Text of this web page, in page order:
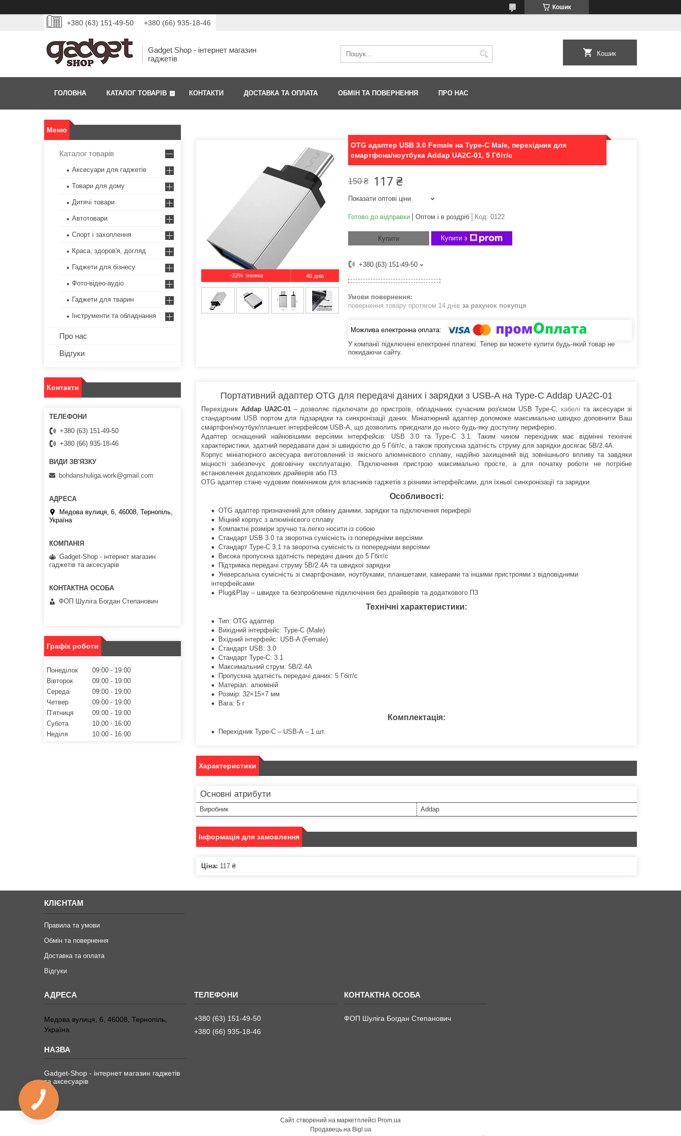
Кошик
+380 (63) 151-49-50 +380 (66) 935-18-46
Gadget Shop - інтернет магазин
гаджетів
Кошик
ГОЛОВНА КАТАЛОГ ТОВАРІВ КОНТАКТИ ДОСТАВКА ТА ОПЛАТА ОБМІН ТА ПОВЕРНЕННЯ ПРО НАС
–22% 46 днів
OTG адаптер USB 3.0 Female на Type-C Male, перехідник для
смартфона/ноутбука Addap UA2C-01, 5 Гбіт/с
150 ₴ 117 ₴
Показати оптові ціни
Готово до відправки Оптом і в роздріб Код: 0122
Купити Купити з
+380 (63) 151-49-50
повернення товару протягом 14 днів за рахунок покупця
У компанії підключені електронні платежі. Тепер ви можете купити будь-який товар не
покидаючи сайту.
Портативний адаптер OTG для передачі даних і зарядки з USB-A на Type-C Addap UA2C-01
Перехідник Addap UA2C-01 – дозволяє підключати до пристроїв, обладнаних сучасним роз'ємом USB Type-C, кабелі та аксесуари зі
стандартним USB портом для підзарядки та синхронізації даних. Мініатюрний адаптер допоможе максимально швидко доповнити Ваш
смартфон/ноутбук/планшет інтерфейсом USB-A, що дозволить приєднати до нього будь-яку доступну периферію.
Адаптер оснащений найновішими версіями інтерфейсів: USB 3.0 та Type-C 3.1. Таким чином перехідник має відмінні технічні
характеристики, здатний передавати дані зі швидкістю до 5 Гбіт/с, а також пропускна здатність струму для зарядки досягає 5В/2.4А.
Корпус мініатюрного аксесуара виготовлений із якісного алюмінієвого сплаву, надійно захищений від зовнішнього впливу та завдяки
міцності забезпечує довговічну експлуатацію. Підключення пристрою максимально просте, а для початку роботи не потрібне
встановлення додаткових драйверів або ПЗ.
OTG адаптер стане чудовим помічником для власників гаджетів з різними інтерфейсами, для їхньої синхронізації та зарядки.
Особливості:
OTG адаптер призначений для обміну даними, зарядки та підключення периферії
Міцний корпус з алюмінієвого сплаву
Компактні розміри зручно та легко носити із собою
Стандарт USB 3.0 та зворотна сумісність із попередніми версіями
Стандарт Type-C 3.1 та зворотна сумісність із попередніми версіями
Висока пропускна здатність передачі даних до 5 Гбіт/с
Підтримка передачі струму 5В/2.4А та швидкої зарядки
Універсальна сумісність зі смартфонами, ноутбуками, планшетами, камерами та іншими пристроями з відповідними
інтерфейсами
Plug&Play – швидке та безпроблемне підключення без драйверів та додаткового ПЗ
Технічні характеристики:
Тип: OTG адаптер
Вихідний інтерфейс: Type-C (Male)
Вхідний інтерфейс: USB-A (Female)
Стандарт USB: 3.0
Стандарт Type-C: 3.1
Максимальний струм: 5В/2.4А
Пропускна здатність передачі даних: 5 Гбіт/с
Матеріал: алюміній
Розмір: 32×15×7 мм
Вага: 5 г
Комплектація:
Перехідник Type-C – USB-A – 1 шт.
Характеристики
Основні атрибути
Виробник Addap
Інформація для замовлення
Ціна: 117 ₴
Каталог товарів
Аксесуари для гаджетів
Товари для дому
Дитячі товари
Автотовари
Спорт і захоплення
Краса, здоров'я, догляд
Гаджети для бізнесу
Фото-відео-аудіо
Гаджети для тварин
Інструменти та обладнання
Про нас
Відгуки
Контакти
+380 (63) 151-49-50
+380 (66) 935-18-46
bohdanshuliga.work@gmail.com
Медова вулиця, 6, 46008, Тернопіль,
Україна
Gadget-Shop - інтернет магазин
гаджетів та аксесуарів
ФОП Шуліга Богдан Степанович
Графік роботи
Понеділок 09:00
19:00
Вівторок
09:00
19:00
Середа
09:00
19:00
Четвер
09:00
19:00
Пʼятниця
09:00
19:00
Субота
10:00
16:00
Неділя
10:00 16:00
КЛІЄНТАМ
Правила та умови
Обмін та повернення
Доставка та оплата
Відгуки
Медова вулиця, 6, 46008, Тернопіль,
Україна
Gadget-Shop - інтернет магазин гаджетів
та аксесуарів
+380 (63) 151-49-50
+380 (66) 935-18-46
ФОП Шуліга Богдан Степанович
Сайт створений на маркетплейсі Prom.ua
Продавець на Bigl.ua